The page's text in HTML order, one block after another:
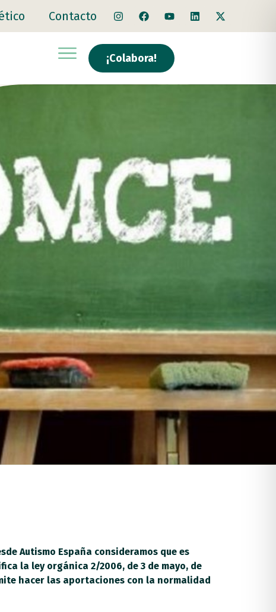
Contacto
¡Colabora!
Autismo España consideramos que es
la ley orgánica 2/2006, de 3 de mayo, de
hacer las aportaciones con la normalidad